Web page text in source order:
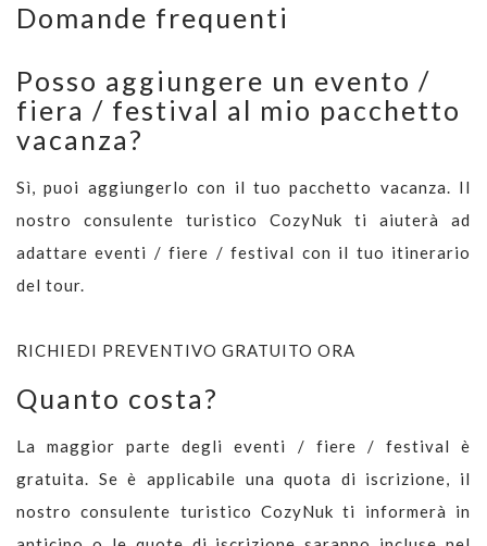
Domande frequenti
Posso aggiungere un evento /
fiera / festival al mio pacchetto
vacanza?
Sì, puoi aggiungerlo con il tuo pacchetto vacanza. Il
nostro consulente turistico CozyNuk ti aiuterà ad
adattare eventi / fiere / festival con il tuo itinerario
del tour.
RICHIEDI PREVENTIVO GRATUITO ORA
Quanto costa?
La maggior parte degli eventi / fiere / festival è
gratuita. Se è applicabile una quota di iscrizione, il
nostro consulente turistico CozyNuk ti informerà in